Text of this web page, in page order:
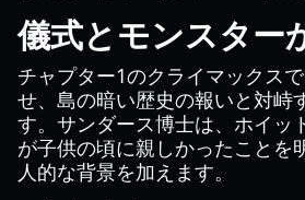
儀式とモンスター
チャプター1のクライマックス
せ、島の暗い歴史の報いと対峙
す。サンダース博士は、ホイッ
が子供の頃に親しかったことを
人的な背景を加えます。